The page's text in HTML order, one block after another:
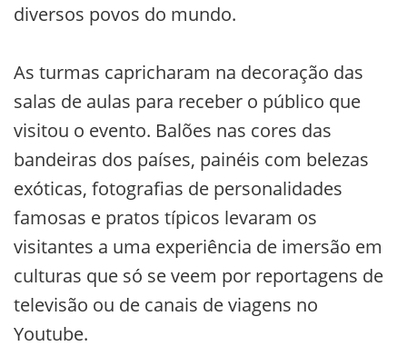
diversos povos do mundo.
As turmas capricharam na decoração das
salas de aulas para receber o público que
visitou o evento. Balões nas cores das
bandeiras dos países, painéis com belezas
exóticas, fotografias de personalidades
famosas e pratos típicos levaram os
visitantes a uma experiência de imersão em
culturas que só se veem por reportagens de
televisão ou de canais de viagens no
Youtube.